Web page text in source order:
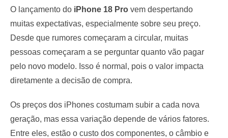
O lançamento do iPhone 18 Pro vem despertando
muitas expectativas, especialmente sobre seu preço.
Desde que rumores começaram a circular, muitas
pessoas começaram a se perguntar quanto vão pagar
pelo novo modelo. Isso é normal, pois o valor impacta
diretamente a decisão de compra.
Os preços dos iPhones costumam subir a cada nova
geração, mas essa variação depende de vários fatores.
Entre eles, estão o custo dos componentes, o câmbio e